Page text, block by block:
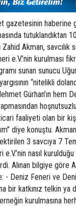
gazetesinin haberine
tutuklandıktan
Akman, savcılık
e.V.’nin kurulması
sunan sunucu Uğur
“nitelikli
Gürhan’ın hem
faaliyeti olan bir
diye konuştu.
3 savcıya 7
nasıl
Alınan bilgiye göre
- Deniz Feneri ve
bir katkınız telkin
kurulmasına